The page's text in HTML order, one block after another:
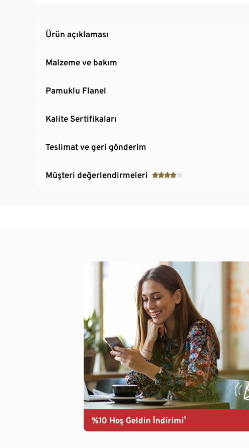
Ürün açıklaması
Malzeme ve bakım
Pamuklu Flanel
Kalite Sertifikaları
Teslimat ve geri gönderim
Müşteri değerlendirmeleri
%10 Hoş Geldin İndirimi¹